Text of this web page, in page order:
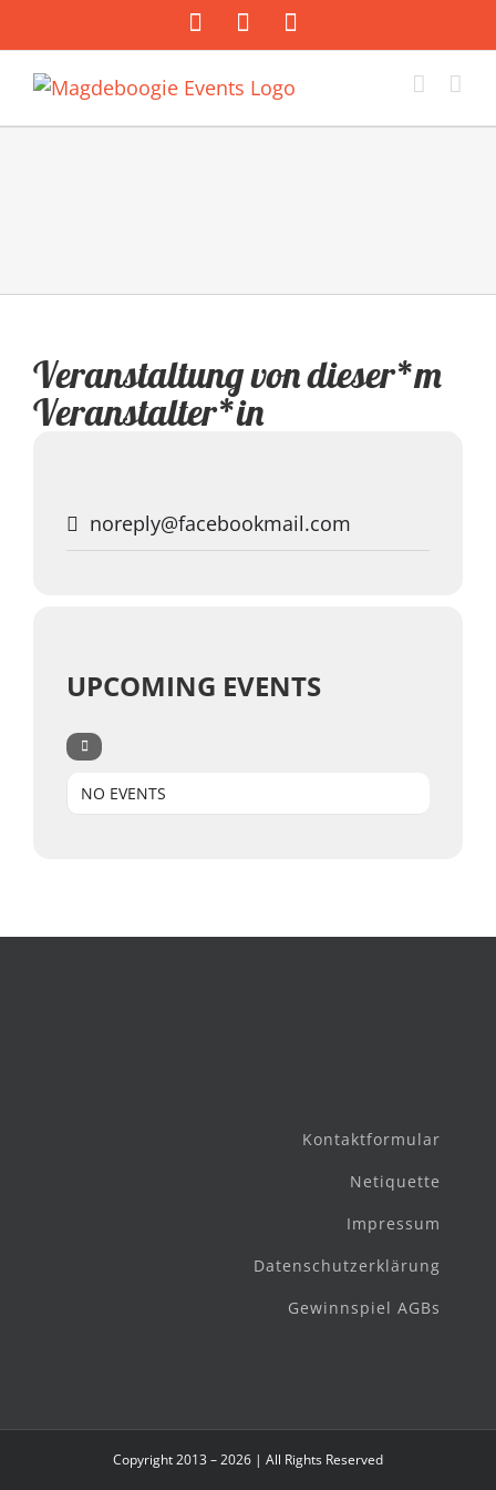
Inhalt
springen
FacebookInstagram
Mail
Veranstaltung von dieser*m
Veranstalter*in
noreply@facebookmail.com
UPCOMING EVENTS
NO EVENTS
Kontaktformular
Netiquette
Impressum
Datenschutzerklärung
Gewinnspiel AGBs
Copyright 2013 – 2026 | All Rights Reserved